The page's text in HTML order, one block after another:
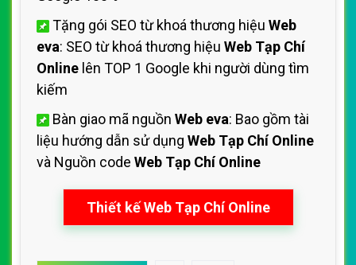
Tặng gói SEO từ khoá thương hiệu Web
eva: SEO từ khoá thương hiệu Web Tạp Chí
Online lên TOP 1 Google khi người dùng tìm
kiếm
Bàn giao mã nguồn Web eva: Bao gồm tài
liệu hướng dẫn sử dụng Web Tạp Chí Online
và Nguồn code Web Tạp Chí Online
Thiết kế Web Tạp Chí Online